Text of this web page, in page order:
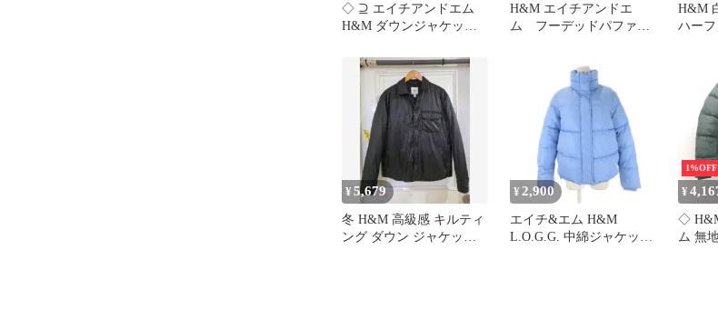
◇ ⊇ エイチアンドエム
H&M ダウンジャケット
ィース E
【1512020015289】
H&M エイチアンドエ
ム フーデッドパファー
H&M
ハーフ
¥5,679
冬 H&M 高級感 キルティ
ング ダウン ジャケット
¥ 2,900
エイチ&エム H&M
L.O.G.G. 中綿ジャケット
1%OFF
¥
◇
ム 無